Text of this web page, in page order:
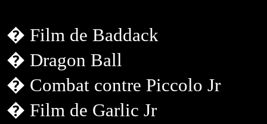
� Film de Baddack
� Dragon Ball
� Combat contre Piccolo Jr
� Film de Garlic Jr